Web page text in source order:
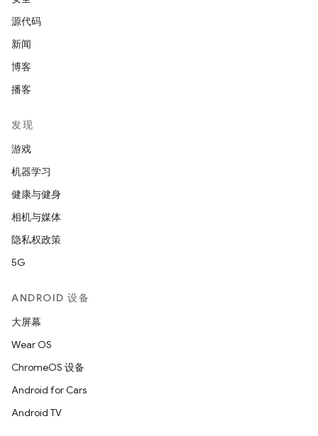
源代码
新闻
博客
播客
发现
游戏
机器学习
健康与健身
相机与媒体
隐私权政策
5G
ANDROID 设备
大屏幕
Wear OS
ChromeOS 设备
Android for Cars
Android TV